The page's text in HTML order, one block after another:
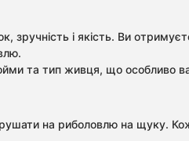
зручність і якість. Ви
та тип живця, що особливо
на риболовлю на щуку.